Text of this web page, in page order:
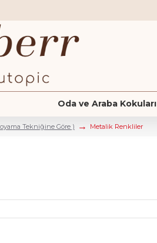
Oda ve Araba Kokuları
Tekniğine Göre ) Metalik Renkliler